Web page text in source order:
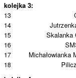
kolejka 3:
13
14
15
Skalanka
16
17
Michałowianka
18